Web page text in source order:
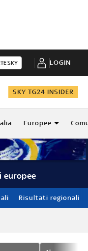
SKY LOGIN
SKY TG24 INSIDER
Europee
europee
Risultati regionali